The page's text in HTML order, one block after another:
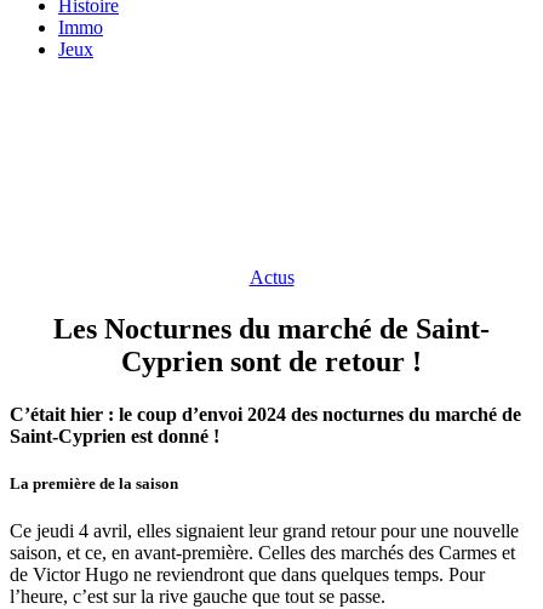
Histoire
Immo
Jeux
Actus
Les Nocturnes du marché de Saint-
Cyprien sont de retour !
C’était hier : le coup d’envoi 2024 des nocturnes du marché de
Saint-Cyprien est donné !
La première de la saison
Ce jeudi 4 avril, elles signaient leur grand retour pour une nouvelle
saison, et ce, en avant-première. Celles des marchés des Carmes et
de Victor Hugo ne reviendront que dans quelques temps. Pour
l’heure, c’est sur la rive gauche que tout se passe.